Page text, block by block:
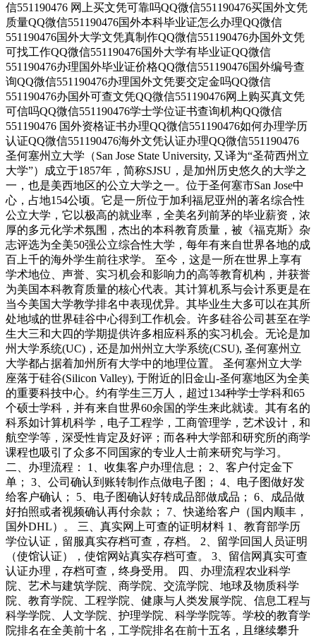
信551190476 网上买文凭可靠吗QQ微信551190476买国外文凭
质量QQ微信551190476国外本科毕业证怎么办理QQ微信
551190476国外大学文凭真制作QQ微信551190476办国外文凭
可找工作QQ微信551190476国外大学有毕业证QQ微信
551190476办理国外毕业证价格QQ微信551190476国外编号查
询QQ微信551190476办理国外文凭要交定金吗QQ微信
551190476办国外可查文凭QQ微信551190476网上购买真文凭
可信吗QQ微信551190476学士学位证书查询机构QQ微信
551190476 国外资格证书办理QQ微信551190476如何办理学历
认证QQ微信551190476海外文凭认证办理QQ微信551190476
圣何塞州立大学（San Jose State University, 又译为“圣荷西州立
大学”）成立于1857年，简称SJSU，是加州历史悠久的大学之
一，也是美西地区的公立大学之一。位于圣何塞市San Jose中
心，占地154公顷。它是一所位于加利福尼亚州的著名综合性
公立大学，它以极高的就业率，全美名列前茅的毕业薪资，浓
厚的多元化学术氛围，杰出的本科教育质量，被《福克斯》杂
志评选为全美50强公立综合性大学，每年有来自世界各地的成
百上千的海外学生前往求学。 至今，这是一所在世界上享有
学术地位、声誉、实习机会和影响力的高等教育机构，并获誉
为美国本科教育质量的核心代表。其计算机系与会计系更是在
当今美国大学教学排名中表现优异。其毕业生大多可以在其所
处地域的世界硅谷中心得到工作机会。许多硅谷公司甚至在学
生大三和大四的学期提供许多相应科系的实习机会。无论是加
州大学系统(UC)，还是加州州立大学系统(CSU), 圣何塞州立
大学都占据着加州所有大学中的地理位置。 圣何塞州立大学
座落于硅谷(Silicon Valley), 于附近的旧金山-圣何塞地区为全美
的重要科技中心。约有学生三万人，超过134种学士学科和65
个硕士学科，并有来自世界60余国的学生来此就读。其有名的
科系如计算机科学，电子工程学，工商管理学，艺术设计，和
航空学等，深受性肯定及好评；而各种大学部和研究所的商学
课程也吸引了众多不同国家的专业人士前来研究与学习。
二、办理流程： 1、收集客户办理信息； 2、客户付定金下
单； 3、公司确认到账转制作点做电子图； 4、电子图做好发
给客户确认； 5、电子图确认好转成品部做成品； 6、成品做
好拍照或者视频确认再付余款； 7、快递给客户（国内顺丰，
国外DHL）。 三、真实网上可查的证明材料 1、教育部学历
学位认证，留服真实存档可查，存档。 2、留学回国人员证明
（使馆认证），使馆网站真实存档可查。 3、留信网真实可查
认证办理，存档可查，终身受用。 四、办理流程农业科学
院、艺术与建筑学院、商学院、交流学院、地球及物质科学
院、教育学院、工程学院、健康与人类发展学院、信息工程与
科学学院、人文学院、护理学院、科学学院等。学校的教育学
院排名在全美前十名，工学院排名在前十五名，且继续攀升